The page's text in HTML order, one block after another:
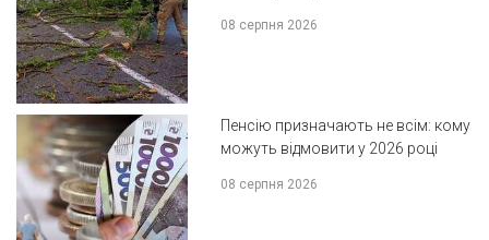
08 серпня 2026
Пенсію призначають не всім: кому
можуть відмовити у 2026 році
08 серпня 2026